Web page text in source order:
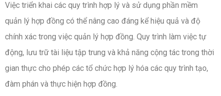
Việc triển khai các quy trình hợp lý và sử dụng phần mềm
quản lý hợp đồng có thể nâng cao đáng kể hiệu quả và độ
chính xác trong việc quản lý hợp đồng. Quy trình làm việc tự
động, lưu trữ tài liệu tập trung và khả năng cộng tác trong thời
gian thực cho phép các tổ chức hợp lý hóa các quy trình tạo,
đàm phán và thực hiện hợp đồng.